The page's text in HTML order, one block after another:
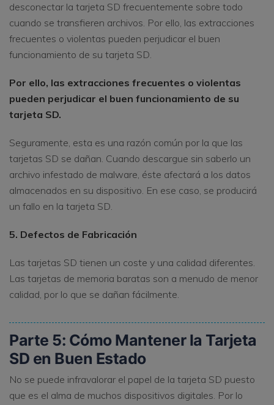
desconectar la tarjeta SD frecuentemente sobre todo
cuando se transfieren archivos. Por ello, las extracciones
frecuentes o violentas pueden perjudicar el buen
funcionamiento de su tarjeta SD.
Por ello, las extracciones frecuentes o violentas
pueden perjudicar el buen funcionamiento de su
tarjeta SD.
Seguramente, esta es una razón común por la que las
tarjetas SD se dañan. Cuando descargue sin saberlo un
archivo infestado de malware, éste afectará a los datos
almacenados en su dispositivo. En ese caso, se producirá
un fallo en la tarjeta SD.
5. Defectos de Fabricación
Las tarjetas SD tienen un coste y una calidad diferentes.
Las tarjetas de memoria baratas son a menudo de menor
calidad, por lo que se dañan fácilmente.
Parte 5: Cómo Mantener la Tarjeta
SD en Buen Estado
No se puede infravalorar el papel de la tarjeta SD puesto
que es el alma de muchos dispositivos digitales. Por lo